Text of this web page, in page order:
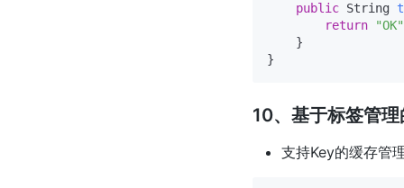
public String
return
"OK"
    }
10、基于标签管
支持Key的缓存管